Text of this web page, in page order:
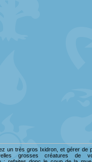
un très gros Ixidron, et gérer de
grosses créatures de